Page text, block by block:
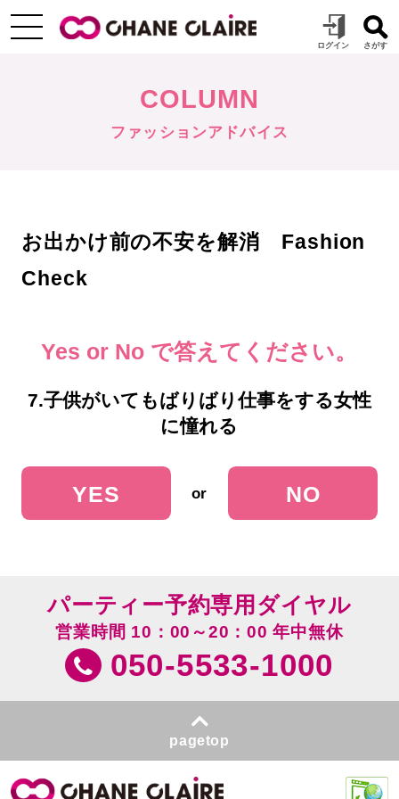
COLUMN
ファッションアドバイス
お出かけ前の不安を解消 Fashion
Check
Yes or No で答えてください。
7.子供がいてもばりばり仕事をする女性
に憧れる
YES or NO
パーティー予約専用ダイヤル
営業時間 10：00～20：00 年中無休
050-5533-1000
pagetop